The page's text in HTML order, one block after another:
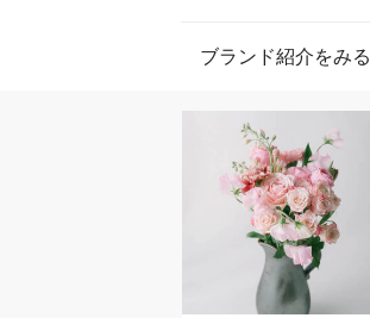
ブランド紹介をみる